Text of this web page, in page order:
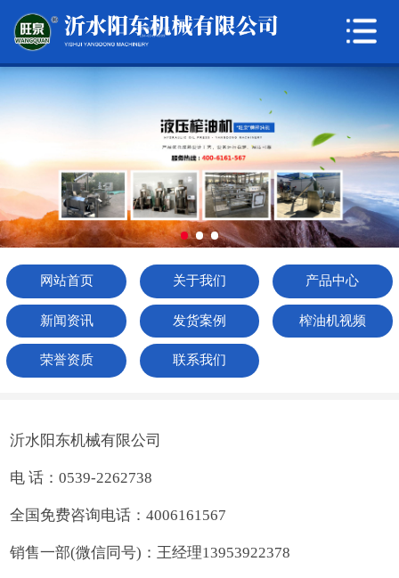
网站首页
关于我们
产品中心
新闻资讯
发货案例
榨油机视频
荣誉资质
联系我们
网站首页 关于我们 产品中心
新闻资讯 发货案例 榨油机视频
荣誉资质 联系我们
沂水阳东机械有限公司
电 话：0539-2262738
全国免费咨询电话：4006161567
销售一部(微信同号)：王经理13953922378